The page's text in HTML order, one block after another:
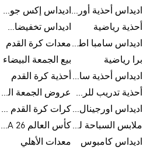
اديداس أحذية أورجينالز
اديداس إكس جود بيلينغهام
أحذية رياضية
اديداس تخفيضات للأطفال
اديداس سامبا اطفالمعدات كرة القدم
برا رياضية
بيع الجمعة البيضاء
اديداس أحذية سامبا للنساء أحذية كرة القدم
أحذية تدريب للرجال
عروض الجمعة البيضاء للرجال
اديداس اورجينال ملابس
كرات كرة القدم للرجال
ملابس السباحة للرجال
كأس العالم FIFA 26™
اديداس كامبوس
معدات الأهلي